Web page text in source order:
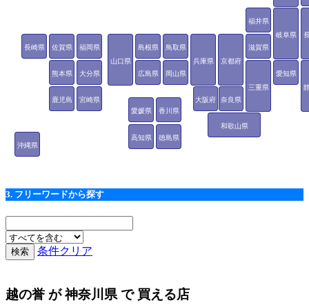
福井県
岐阜県
愛知県
三重県
滋賀県
京都府
大阪府
兵庫県
奈良県
和歌山県
鳥取県
島根県
岡山県
広島県
山口県
徳島県
香川県
愛媛県
高知県
福岡県
佐賀県
長崎県
熊本県 大分県
宮崎県
鹿児島
沖縄県
3. フリーワードから探す
条件クリア
越の誉 が神奈川県 で 買える店